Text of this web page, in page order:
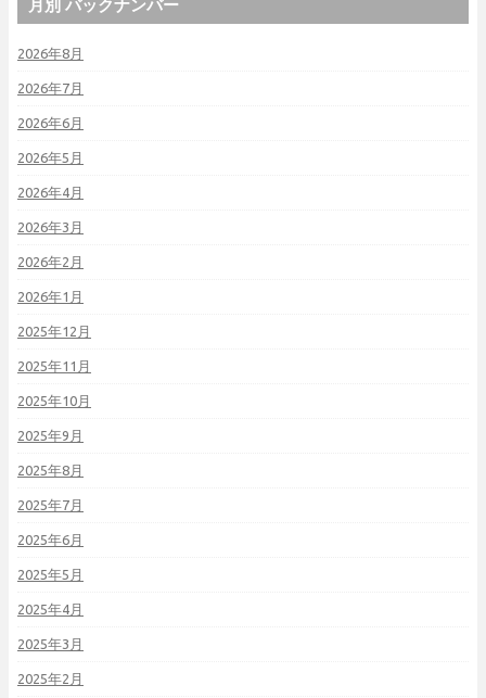
月別 バックナンバー
2026年8月
2026年7月
2026年6月
2026年5月
2026年4月
2026年3月
2026年2月
2026年1月
2025年12月
2025年11月
2025年10月
2025年9月
2025年8月
2025年7月
2025年6月
2025年5月
2025年4月
2025年3月
2025年2月